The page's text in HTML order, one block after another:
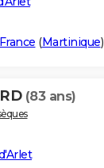
(Martinique)
(83 ans)